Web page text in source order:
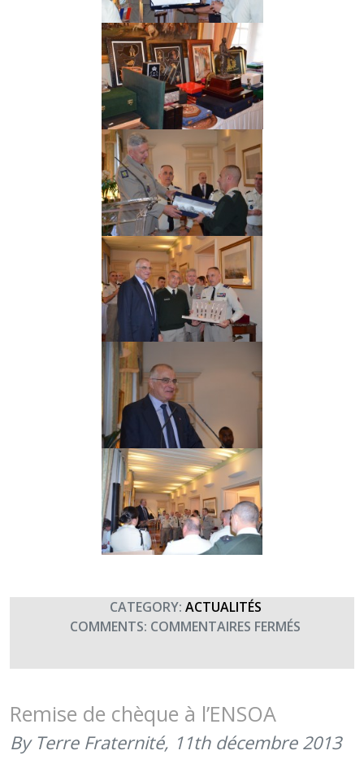
CATEGORY: ACTUALITÉS
COMMENTS: COMMENTAIRES FERMÉS
DE
CEMAT
Remise de chèque à l’ENSOA
By Terre Fraternité, 11th décembre 2013